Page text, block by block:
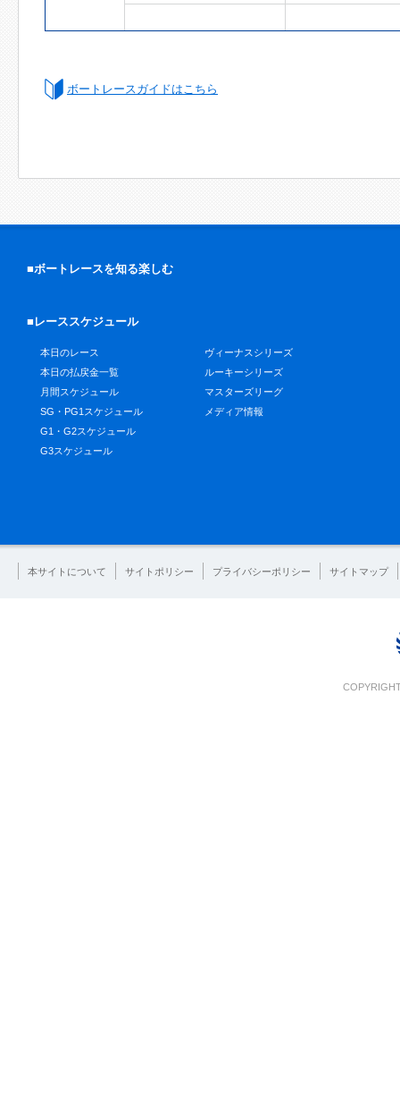
ボートレースガイドはこちら
■ボートレースを知る楽しむ
■レーススケジュール
本日のレース
本日の払戻金一覧
月間スケジュール
SG・PG1スケジュール
G1・G2スケジュール
G3スケジュール
ヴィーナスシリーズ
ルーキーシリーズ
マスターズリーグ
メディア情報
本サイトについて サイトポリシー プライバシーポリシー サイトマップ